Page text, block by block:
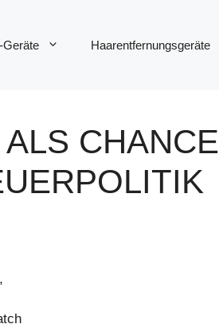
Geräte Haarentfernungsgeräte
CHANCE